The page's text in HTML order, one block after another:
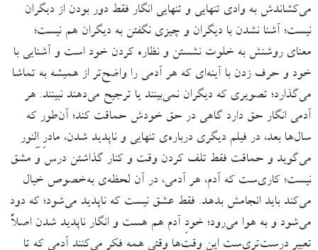
می‌کشاندش به وادی تنهایی و تنهایی انگار فقط دور بودن از دیگران
نیست؛ آشنا نشدن با دیگران و چیزی نگفتن به دیگران هم نیست؛
معنای روشنش به خلوت نشستن و نظاره کردن خود است و آشنایی با
خود و حرف زدن با آینه‌ای که هر آدمی را واضح‌تر از همیشه به تماشا
می‌گذارد؛ تصویری که دیگران نمی‌بینند یا ترجیح می‌دهند نبینند. هر
آدمی انگار حق دارد گاهی در حق خودش حماقت کند؛ آن‌طور که
سال‌ها بعد، در فیلم دیگری درباره‌ی تنهایی و ناپدید شدن، مادرِ اِلِنور
می‌گوید و حماقت فقط تلف کردن وقت و کنار گذاشتن درس و مشق
نیست؛ کاری‌ست که آدم، هر آدمی، در آن لحظه‌ی به‌خصوص خیال
می‌کند باید انجامش بدهد. فقط عشق نیست که ناپدید می‌شود؛ که دود
می‌شود و به هوا می‌رود؛ خودِ آدم هم هست و انگار ناپدید شدن اصلاً
تعبیر درست‌تری‌ست این وقت‌ها وقتی همه فکر می‌کنند آدمی که تا